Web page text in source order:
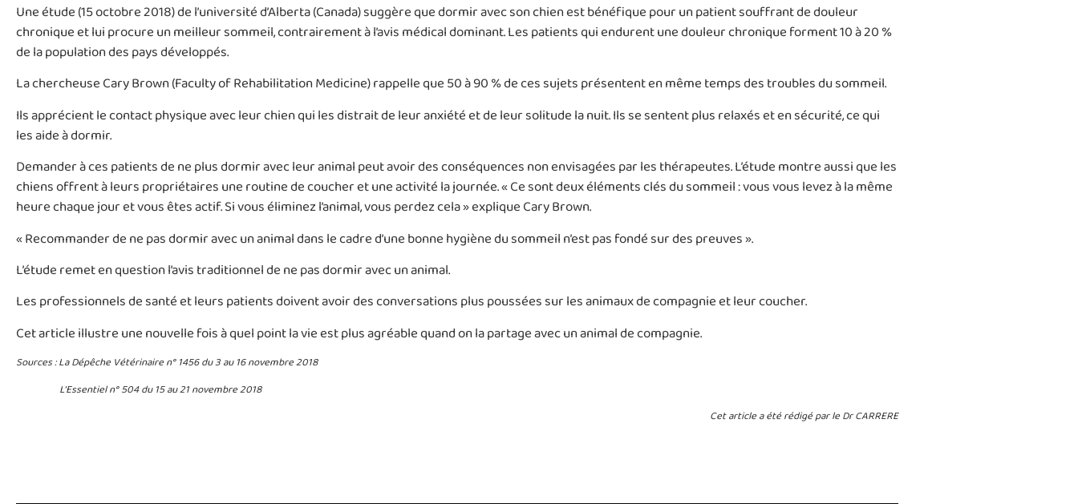
Une étude (15 octobre 2018) de l’université d’Alberta (Canada) suggère que dormir avec son chien est bénéfique pour un patient souffrant de douleur
chronique et lui procure un meilleur sommeil, contrairement à l’avis médical dominant. Les patients qui endurent une douleur chronique forment 10 à 20 %
de la population des pays développés.
La chercheuse Cary Brown (Faculty of Rehabilitation Medicine) rappelle que 50 à 90 % de ces sujets présentent en même temps des troubles du sommeil.
Ils apprécient le contact physique avec leur chien qui les distrait de leur anxiété et de leur solitude la nuit. Ils se sentent plus relaxés et en sécurité, ce qui
les aide à dormir.
Demander à ces patients de ne plus dormir avec leur animal peut avoir des conséquences non envisagées par les thérapeutes. L’étude montre aussi que les
chiens offrent à leurs propriétaires une routine de coucher et une activité la journée. « Ce sont deux éléments clés du sommeil : vous vous levez à la même
heure chaque jour et vous êtes actif. Si vous éliminez l’animal, vous perdez cela » explique Cary Brown.
« Recommander de ne pas dormir avec un animal dans le cadre d’une bonne hygiène du sommeil n’est pas fondé sur des preuves ».
L’étude remet en question l’avis traditionnel de ne pas dormir avec un animal.
Les professionnels de santé et leurs patients doivent avoir des conversations plus poussées sur les animaux de compagnie et leur coucher.
Cet article illustre une nouvelle fois à quel point la vie est plus agréable quand on la partage avec un animal de compagnie.
Sources : La Dépêche Vétérinaire n° 1456 du 3 au 16 novembre 2018
L’Essentiel n° 504 du 15 au 21 novembre 2018
Cet article a été rédigé par le Dr CARRERE